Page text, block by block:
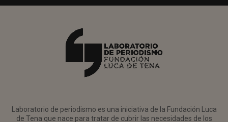
Laboratorio de periodismo es una iniciativa de la Fundación Luca
de Tena que nace para tratar de cubrir las necesidades de los